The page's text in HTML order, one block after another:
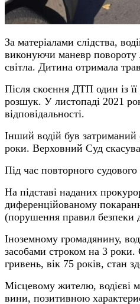
За матеріалами слідства,
виконуючи маневр повороту
світла. Дитина отримала
Після скоєння ДТП один із
розшук. У листопаді 2021
відповідальності.
Інший водій був затриманий
роки. Верховний Суд
Під час повторного
На підставі наданих
диференційованому
(порушення правил безпеки
Іноземному громадянину,
засобами строком на 3
гривень, вік 75 років, стан
Місцевому жителю, водієві
вини, позитивною